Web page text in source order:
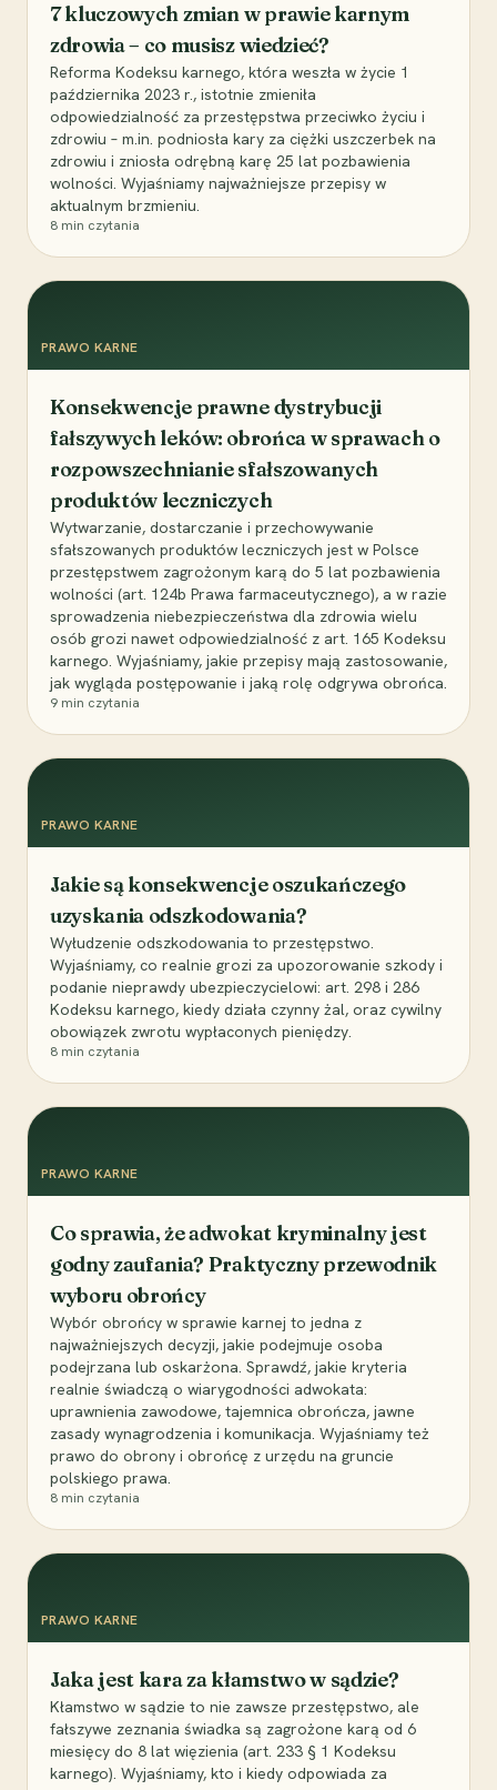
7 kluczowych zmian w prawie karnym
zdrowia – co musisz wiedzieć?
Reforma Kodeksu karnego, która weszła w życie 1
października 2023 r., istotnie zmieniła
odpowiedzialność za przestępstwa przeciwko życiu i
zdrowiu – m.in. podniosła kary za ciężki uszczerbek na
zdrowiu i zniosła odrębną karę 25 lat pozbawienia
wolności. Wyjaśniamy najważniejsze przepisy w
aktualnym brzmieniu.
8 min czytania
PRAWO KARNE
Konsekwencje prawne dystrybucji
fałszywych leków: obrońca w sprawach o
rozpowszechnianie sfałszowanych
produktów leczniczych
Wytwarzanie, dostarczanie i przechowywanie
sfałszowanych produktów leczniczych jest w Polsce
przestępstwem zagrożonym karą do 5 lat pozbawienia
wolności (art. 124b Prawa farmaceutycznego), a w razie
sprowadzenia niebezpieczeństwa dla zdrowia wielu
osób grozi nawet odpowiedzialność z art. 165 Kodeksu
karnego. Wyjaśniamy, jakie przepisy mają zastosowanie,
jak wygląda postępowanie i jaką rolę odgrywa obrońca.
9 min czytania
PRAWO KARNE
Jakie są konsekwencje oszukańczego
uzyskania odszkodowania?
Wyłudzenie odszkodowania to przestępstwo.
Wyjaśniamy, co realnie grozi za upozorowanie szkody i
podanie nieprawdy ubezpieczycielowi: art. 298 i 286
Kodeksu karnego, kiedy działa czynny żal, oraz cywilny
obowiązek zwrotu wypłaconych pieniędzy.
8 min czytania
PRAWO KARNE
Co sprawia, że adwokat kryminalny jest
godny zaufania? Praktyczny przewodnik
wyboru obrońcy
Wybór obrońcy w sprawie karnej to jedna z
najważniejszych decyzji, jakie podejmuje osoba
podejrzana lub oskarżona. Sprawdź, jakie kryteria
realnie świadczą o wiarygodności adwokata:
uprawnienia zawodowe, tajemnica obrończa, jawne
zasady wynagrodzenia i komunikacja. Wyjaśniamy też
prawo do obrony i obrońcę z urzędu na gruncie
polskiego prawa.
8 min czytania
PRAWO KARNE
Jaka jest kara za kłamstwo w sądzie?
Kłamstwo w sądzie to nie zawsze przestępstwo, ale
fałszywe zeznania świadka są zagrożone karą od 6
miesięcy do 8 lat więzienia (art. 233 § 1 Kodeksu
karnego). Wyjaśniamy, kto i kiedy odpowiada za